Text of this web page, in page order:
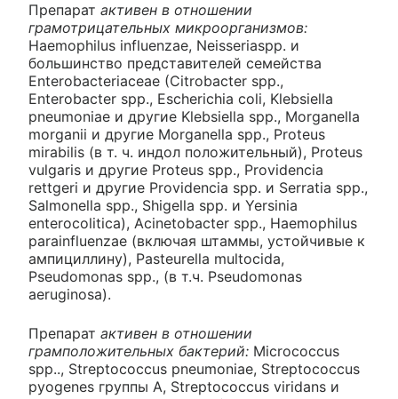
Препарат активен в отношении
грамотрицательных микроорганизмов:
Haemophilus influenzae, Neisseriaspp. и
большинство представителей семейства
Enterobacteriaceae (Citrobacter spp.,
Enterobacter spp., Escherichia coli, Klebsiella
pneumoniae и другие Klebsiella spp., Morganella
morganii и другие Morganella spp., Proteus
mirabilis (в т. ч. индол положительный), Proteus
vulgaris и другие Proteus spp., Providencia
rettgeri и другие Providencia spp. и Serratia spp.,
Salmonella spp., Shigella spp. и Yersinia
enterocolitica), Acinetobacter spp., Haemophilus
parainfluenzae (включая штаммы, устойчивые к
ампициллину), Pasteurella multocida,
Pseudomonas spp., (в т.ч. Pseudomonas
aeruginosa).
Препарат активен в отношении
грамположительных бактерий: Micrococcus
spp.., Streptococcus pneumoniae, Streptococcus
pyogenes группы A, Streptococcus viridans и